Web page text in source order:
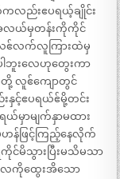
လည်းဧပရယ့်ချိုင်း
လယ်မှတန်းကိုကိုင်
ဧ်လက်လူကြားထဲမှ
ဘူးလေဟုတွေးကာ
လူဧ်ကျောတွင်
နှင့်ဧပရယ်ဧ်မို့တင်း
မှာမျက်နှာမထား
ဟန်ဖြင့်ကြည့်နေလိုက်
မိသွားပြီးမသိမသာ
လကိုထွေးအိသော